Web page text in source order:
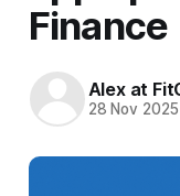
Finance
Alex at
28 Nov 2025